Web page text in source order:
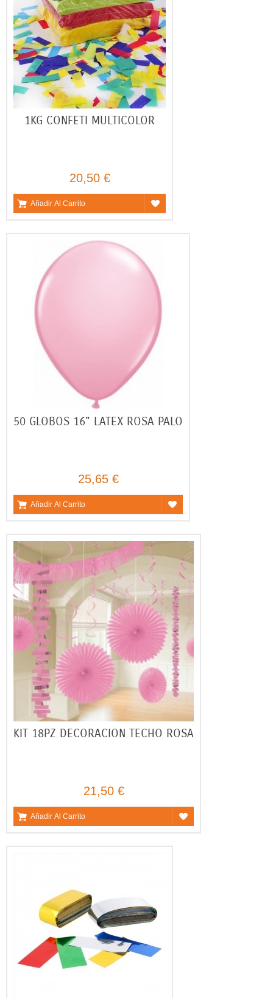
1KG CONFETI MULTICOLOR
20,50 €
Añadir Al Carrito
50 GLOBOS 16" LATEX ROSA PALO
25,65 €
Añadir Al Carrito
KIT 18PZ DECORACION TECHO ROSA
21,50 €
Añadir Al Carrito